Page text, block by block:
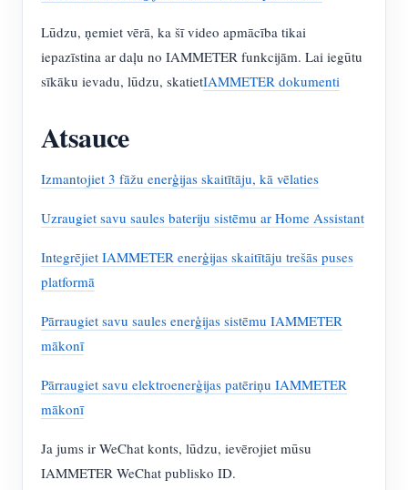
Lūdzu, ņemiet vērā, ka šī video apmācība tikai
iepazīstina ar daļu no IAMMETER funkcijām. Lai iegūtu
sīkāku ievadu, lūdzu, skatietIAMMETER dokumenti
Atsauce
Izmantojiet 3 fāžu enerģijas skaitītāju, kā vēlaties
Uzraugiet savu saules bateriju sistēmu ar Home Assistant
Integrējiet IAMMETER enerģijas skaitītāju trešās puses
platformā
Pārraugiet savu saules enerģijas sistēmu IAMMETER
mākonī
Pārraugiet savu elektroenerģijas patēriņu IAMMETER
mākonī
Ja jums ir WeChat konts, lūdzu, ievērojiet mūsu
IAMMETER WeChat publisko ID.